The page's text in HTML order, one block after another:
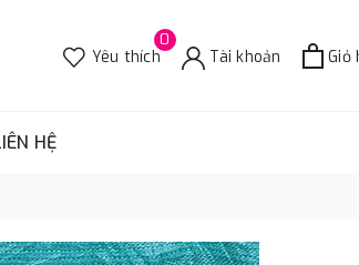
0
Yêu thích Tài khoản Giỏ
HỆ